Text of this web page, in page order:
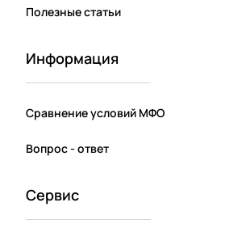
Полезные статьи
Информация
Сравнение условий МФО
Вопрос - ответ
Сервис